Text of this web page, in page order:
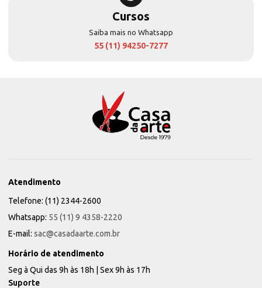
Cursos
Saiba mais no Whatsapp
55 (11) 94250-7277
Atendimento
Telefone: (11) 2344-2600
Whatsapp: 55 (11) 9 4358-2220
E-mail: sac@casadaarte.com.br
Horário de atendimento
Seg à Qui das 9h às 18h | Sex 9h às 17h
Suporte